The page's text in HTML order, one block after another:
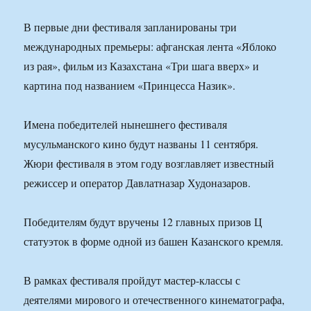
В первые дни фестиваля запланированы три
международных премьеры: афганская лента «Яблоко
из рая», фильм из Казахстана «Три шага вверх» и
картина под названием «Принцесса Назик».
Имена победителей нынешнего фестиваля
мусульманского кино будут названы 11 сентября.
Жюри фестиваля в этом году возглавляет известный
режиссер и оператор Давлатназар Худоназаров.
Победителям будут вручены 12 главных призов Ц
статуэток в форме одной из башен Казанского кремля.
В рамках фестиваля пройдут мастер-классы с
деятелями мирового и отечественного кинематографа,